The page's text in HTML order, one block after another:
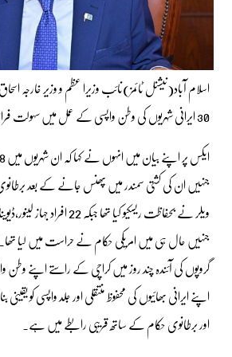
اسلام آباد(نیشنل ٹائمز)نائب وزیرا عظم و وزیر خارجہ
30 ایرانی شہریوں کی وطن واپسی کے عمل میں سہولت فراہم کر رہا ہے۔
جنہیں ان کی کشتی سمندر میں پھنس جانے کے بعد
ویلر نے بحفاظت ریسکیو کیا تھا
جنہیں حال ہی میں امریکی حکام نے حراست میں لیا
گروپوں کی آئندہ چند روز میں کراچی کے راستے اپنے
اپنے ایرانی بھائیوں کی محفوظ منتقلی اور جلد واپسی کو
اور برطانوی حکام کے ساتھ قریبی رابطے میں ہے۔